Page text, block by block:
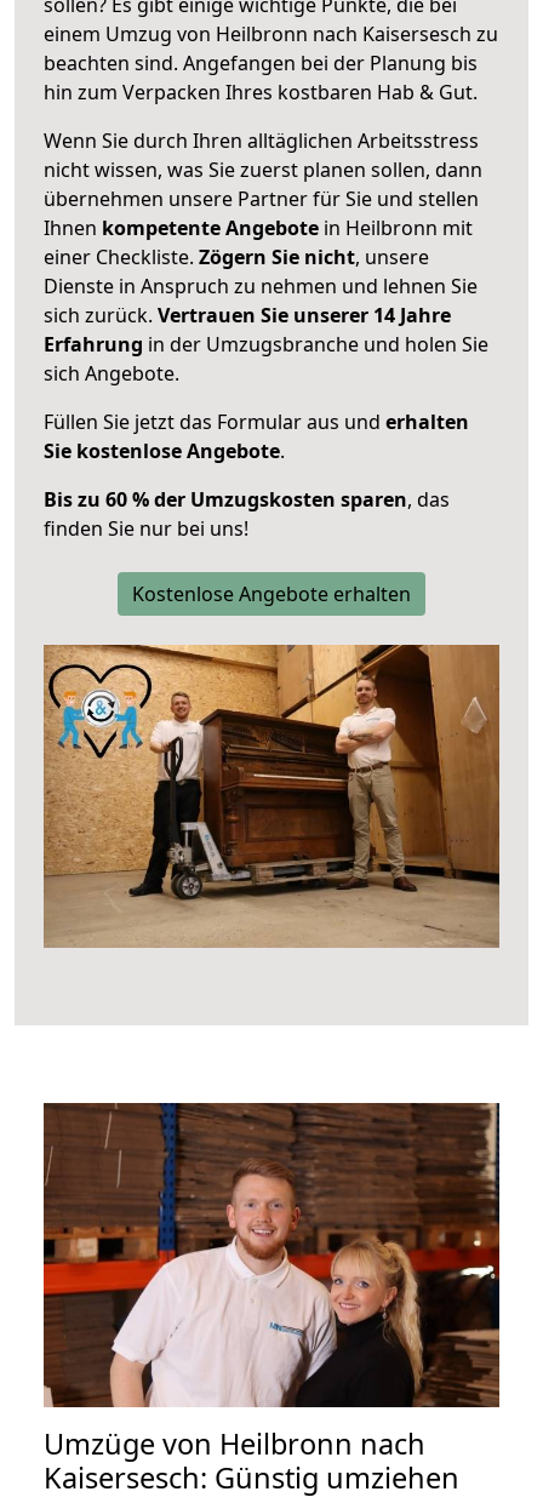
einem Umzug von Heilbronn nach Kaisersesch zu
beachten sind. Angefangen bei der Planung bis
hin zum Verpacken Ihres kostbaren Hab & Gut.
Wenn Sie durch Ihren alltäglichen Arbeitsstress
nicht wissen, was Sie zuerst planen sollen, dann
übernehmen unsere Partner für Sie und stellen
Ihnen kompetente Angebote in Heilbronn mit
einer Checkliste. Zögern Sie nicht, unsere
Dienste in Anspruch zu nehmen und lehnen Sie
sich zurück. Vertrauen Sie unserer 14 Jahre
Erfahrung in der Umzugsbranche und holen Sie
sich Angebote.
Füllen Sie jetzt das Formular aus und erhalten
Sie kostenlose Angebote.
Bis zu 60 % der Umzugskosten sparen, das
finden Sie nur bei uns!
Kostenlose Angebote erhalten
Umzüge von Heilbronn nach
Kaisersesch: Günstig umziehen